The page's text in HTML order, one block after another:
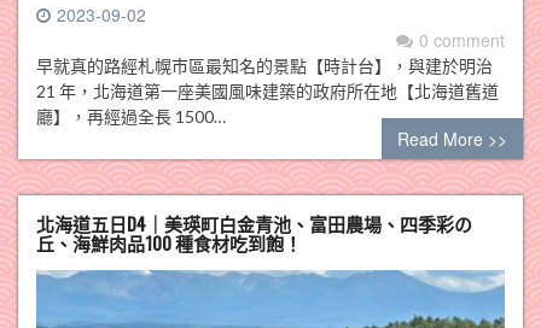
2023-09-02
0 comment
早就真的路經札幌市區最知名的景點【時計台】，與建於明治
21 年，北海道第一座美國風味建築的政府所在地【北海道舊道
廳】，再經過全長 1500…
Read More >>
北海道五日D4｜美瑛町白金青池、富田農場、四季彩の
丘、海鮮肉品100 種食材吃到飽！